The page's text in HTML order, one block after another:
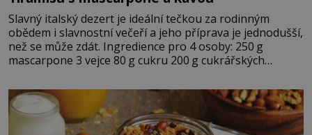
Slavný italský dezert je ideální tečkou za rodinným
obědem i slavnostní večeří a jeho příprava je jednodušší,
než se může zdát. Ingredience pro 4 osoby: 250 g
mascarpone 3 vejce 80 g cukru 200 g cukrářských
posypání Postup: Oddělte žloutky od bílků. Žloutky
vyšlehejte s cukrem do světlé pěny a postupně do nich
vmíchejte mascarpone, aby vznikl hladký